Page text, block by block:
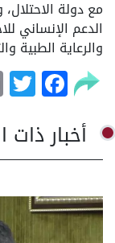
مع دولة
الدعم الإنساني
والرعاية الطبية
أخبار ذات